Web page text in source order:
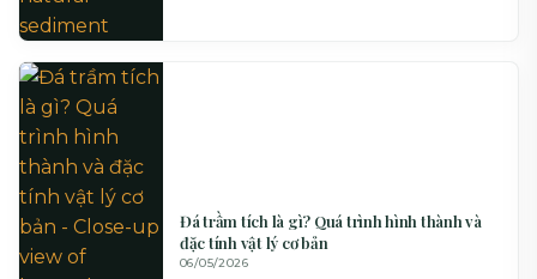
Đá trầm tích là gì? Quá trình hình thành và
đặc tính vật lý cơ bản
06/05/2026